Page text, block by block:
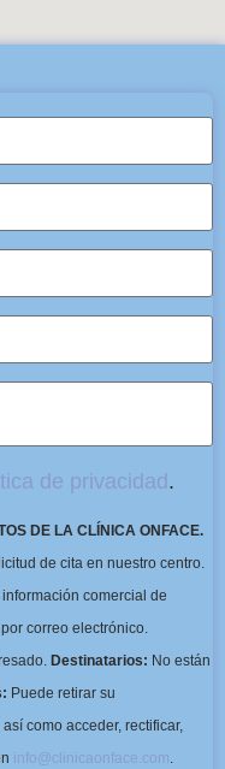
de privacidad.
DE LA CLÍNICA ONFACE.
de cita en nuestro centro.
comercial de
correo electrónico.
Destinatarios: No están
Puede retirar su
como acceder, rectificar,
info@clinicaonface.com.